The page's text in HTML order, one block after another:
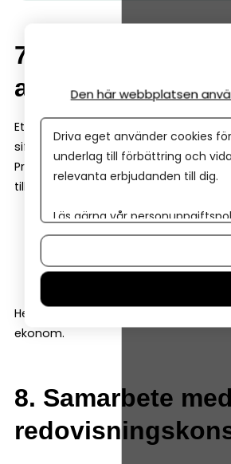
7. Rapporter som
att förstå
Ett bra bokföringsprogram ska inte
siffror – det ska också hjälpa dig att
Programmet ska därför kunna ge dig
till exempel:
resultatrapport
balansrapport
kassaflödesrapport
Helst ska de vara enkla att läsa även
ekonom.
8. Samarbete med
Den här webbplatsen
Driva eget använder cookies
underlag till förbättring och
relevanta erbjudanden till dig.
Läs gärna vår
Om du vill ändra ditt val i